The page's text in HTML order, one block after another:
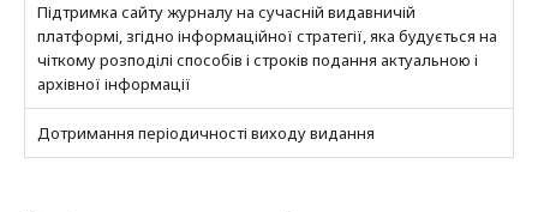
Підтримка сайту журналу на сучасній видавничій
платформі, згідно інформаційної стратегії, яка будується на
чіткому розподілі способів і строків подання актуальною і
архівної інформації
Дотримання періодичності виходу видання